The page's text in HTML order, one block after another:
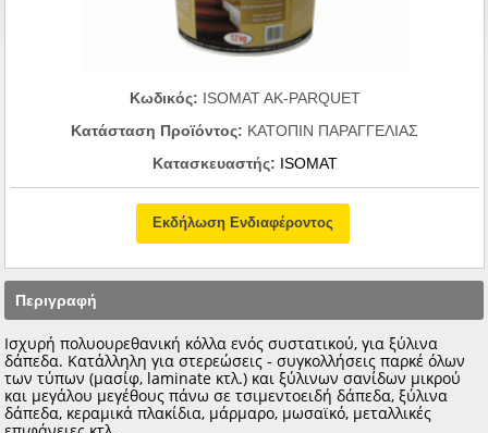
Κωδικός: ISOMAT AK-PARQUET
Κατάσταση Προϊόντος: ΚΑΤΟΠΙΝ ΠΑΡΑΓΓΕΛΙΑΣ
Κατασκευαστής: ISOMAT
Εκδήλωση Ενδιαφέροντος
Περιγραφή
Ισχυρή πολυουρεθανική κόλλα ενός συστατικού, για ξύλινα
δάπεδα. Κατάλληλη για στερεώσεις - συγκολλήσεις παρκέ όλων
των τύπων (μασίφ, laminate κτλ.) και ξύλινων σανίδων μικρού
και μεγάλου μεγέθους πάνω σε τσιμεντοειδή δάπεδα, ξύλινα
δάπεδα, κεραμικά πλακίδια, μάρμαρο, μωσαϊκό, μεταλλικές